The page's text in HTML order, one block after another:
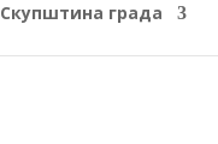
Скупштина града